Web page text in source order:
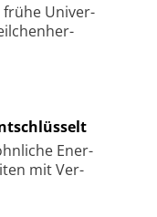
frü­he Uni­ver­
Ener­
mit Ver­